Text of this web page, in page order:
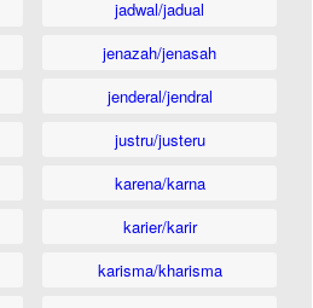
jadwal/jadual
jenazah/jenasah
jenderal/jendral
justru/justeru
karena/karna
karier/karir
karisma/kharisma